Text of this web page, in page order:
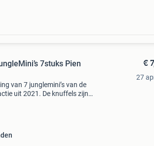
7stuks Pien
van 7 junglemini’s van de
uit 2021. De knuffels zijn
€
27